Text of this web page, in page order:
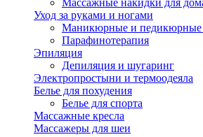
Массажные накидки для
Уход за руками и ногами
Маникюрные и педикюрные
Парафинотерапия
Эпиляция
Депиляция и шугаринг
Электропростыни и термоодеяла
Белье для похудения
Белье для спорта
Массажные кресла
Массажеры для шеи